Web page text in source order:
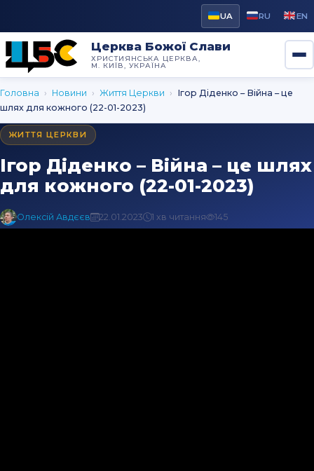
UA RU EN
Церква Божої Слави
ХРИСТИЯНСЬКА ЦЕРКВА,
М. КИЇВ, УКРАЇНА
Головна › Новини › Життя Церкви › Ігор Діденко – Війна – це
шлях для кожного (22-01-2023)
ЖИТТЯ ЦЕРКВИ
Ігор Діденко – Війна – це шлях
для кожного (22-01-2023)
Олексій Авдєєв 22.01.2023 1 хв читання 145